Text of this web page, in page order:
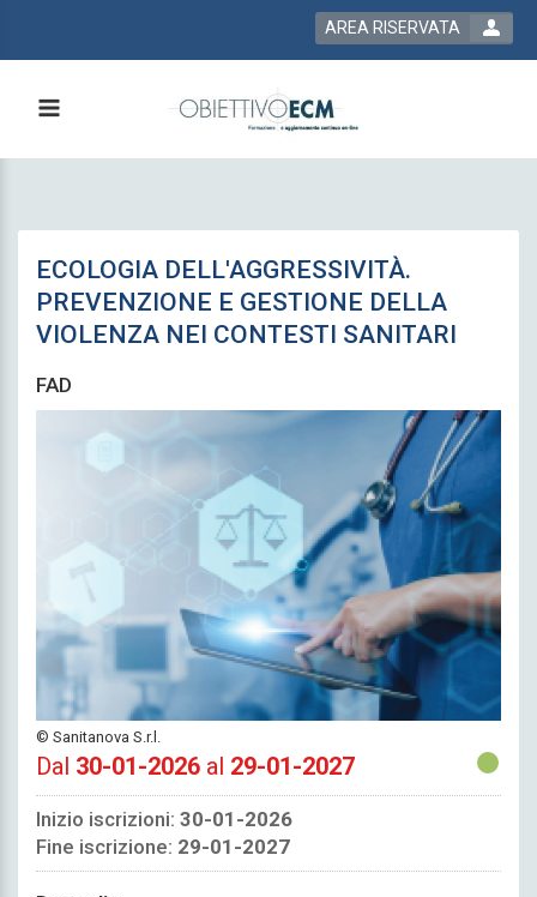
AREA RISERVATA
ECOLOGIA DELL'AGGRESSIVITÀ.
PREVENZIONE E GESTIONE DELLA
VIOLENZA NEI CONTESTI SANITARI
FAD
© Sanitanova S.r.l.
Dal 30-01-2026 al 29-01-2027
Inizio iscrizioni: 30-01-2026
Fine iscrizione: 29-01-2027